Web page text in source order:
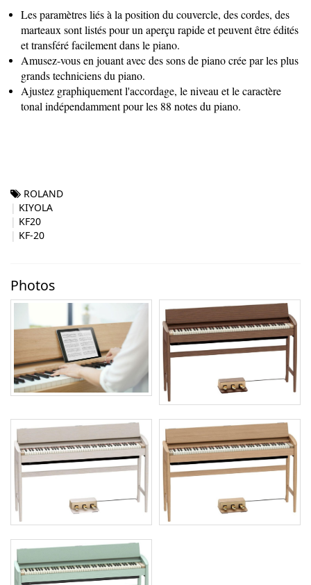
Les paramètres liés à la position du couvercle, des cordes, des
marteaux sont listés pour un aperçu rapide et peuvent être édités
et transféré facilement dans le piano.
Amusez-vous en jouant avec des sons de piano crée par les plus
grands techniciens du piano.
Ajustez graphiquement l'accordage, le niveau et le caractère
tonal indépendamment pour les 88 notes du piano.
ROLAND
KIYOLA
KF20
KF-20
Photos